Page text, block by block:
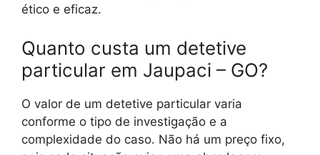
ético e eficaz.
Quanto custa um detetive
particular em Jaupaci – GO?
O valor de um detetive particular varia
conforme o tipo de investigação e a
complexidade do caso. Não há um preço fixo,